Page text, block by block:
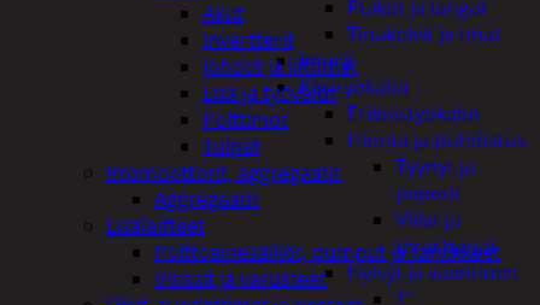
Puikot ja langat
Tinakolvit ja tinat
Imurit
Käsityökalut
Erikoistyökalut
Hionta ja puhdistus
Tyynyt ja
paperit
Viilat ja
teräsharjat
Hylsyt ja vääntimet
1"
Akut
invertterit
Johdot ja liittimet
Lisä ja työvalot
Polttimot
Tulpat
Irtomoottorit, aggregaatit
Aggregaatit
Lisälaitteet
Polttoainesäiliöt, pumput ja tarvikkeet
Vinssit ja varusteet